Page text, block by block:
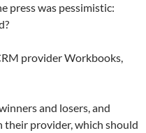
press was pessimistic:
provider Workbooks,
and losers, and
their provider, which should